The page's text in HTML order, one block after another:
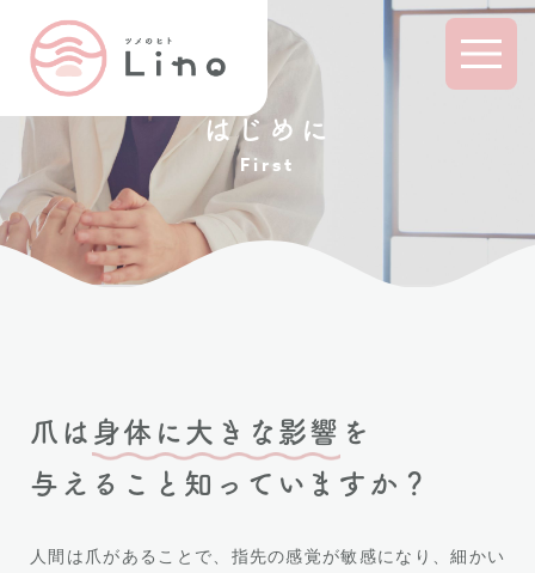
はじめに
First
爪は 身体に大きな影響 を
与えること知っていますか？
人間は爪があることで、指先の感覚が敏感になり、細かい